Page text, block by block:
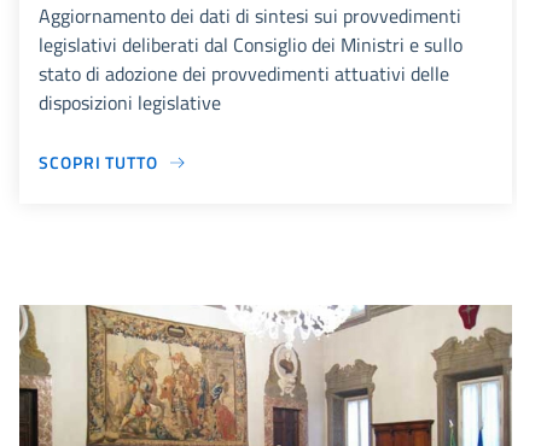
Aggiornamento dei dati di sintesi sui provvedimenti
legislativi deliberati dal Consiglio dei Ministri e sullo
stato di adozione dei provvedimenti attuativi delle
disposizioni legislative
SCOPRI TUTTO